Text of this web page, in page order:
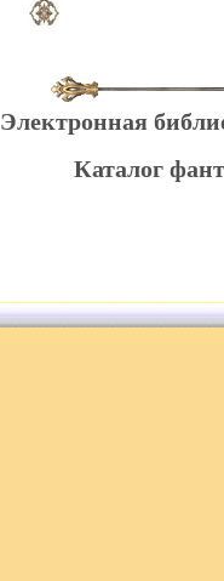
Электронная
Каталог